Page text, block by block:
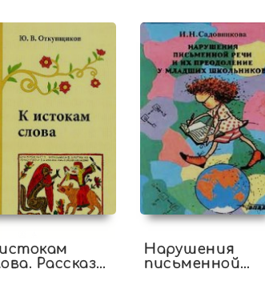
Рассказы
Нарушения
письменной